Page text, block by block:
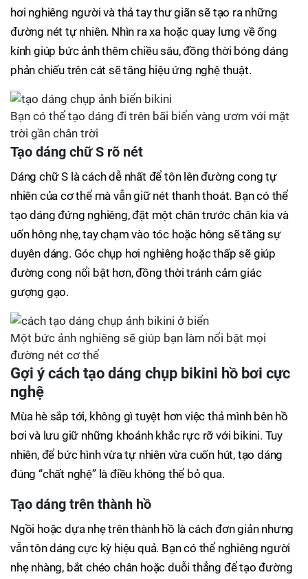
hơi nghiêng người và thả tay thư giãn sẽ tạo ra những
đường nét tự nhiên. Nhìn ra xa hoặc quay lưng về ống
kính giúp bức ảnh thêm chiều sâu, đồng thời bóng dáng
phản chiếu trên cát sẽ tăng hiệu ứng nghệ thuật.
Bạn có thể tạo dáng đi trên bãi biển vàng ươm với mặt
trời gần chân trời
Tạo dáng chữ S rõ nét
Dáng chữ S là cách dễ nhất để tôn lên đường cong tự
nhiên của cơ thể mà vẫn giữ nét thanh thoát. Bạn có thể
tạo dáng đứng nghiêng, đặt một chân trước chân kia và
uốn hông nhẹ, tay chạm vào tóc hoặc hông sẽ tăng sự
duyên dáng. Góc chụp hơi nghiêng hoặc thấp sẽ giúp
đường cong nổi bật hơn, đồng thời tránh cảm giác
gượng gạo.
Một bức ảnh nghiêng sẽ giúp bạn làm nổi bật mọi
đường nét cơ thể
Gợi ý cách tạo dáng chụp bikini hồ bơi cực
nghệ
Mùa hè sắp tới, không gì tuyệt hơn việc thả mình bên hồ
bơi và lưu giữ những khoảnh khắc rực rỡ với bikini. Tuy
nhiên, để bức hình vừa tự nhiên vừa cuốn hút, tạo dáng
đúng “chất nghệ” là điều không thể bỏ qua.
Tạo dáng trên thành hồ
Ngồi hoặc dựa nhẹ trên thành hồ là cách đơn giản nhưng
vẫn tôn dáng cực kỳ hiệu quả. Bạn có thể nghiêng người
nhẹ nhàng, bắt chéo chân hoặc duỗi thẳng để tạo đường